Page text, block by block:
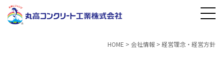
HOME > 会社情報 > 経営理念・経営方針